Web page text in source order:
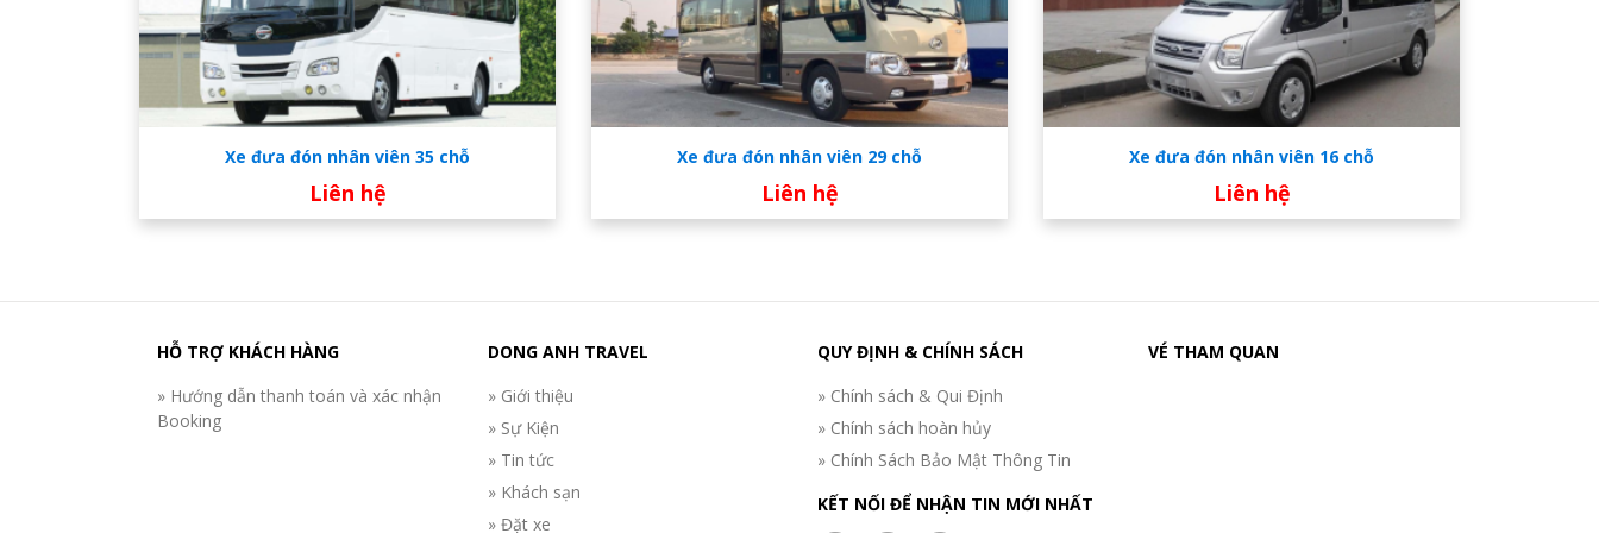
Xe đưa đón nhân viên 35 chỗ
Liên hệ
Xe đưa đón nhân viên 29 chỗ
Liên hệ
Xe đưa đón nhân viên 16 chỗ
Liên hệ
HỖ TRỢ KHÁCH HÀNG
» Hướng dẫn thanh toán và xác nhận
Booking
DONG ANH TRAVEL
» Giới thiệu
» Sự Kiện
» Tin tức
» Khách sạn
» Đặt xe
QUY ĐỊNH & CHÍNH SÁCH
» Chính sách & Qui Định
» Chính sách hoàn hủy
» Chính Sách Bảo Mật Thông Tin
KẾT NỐI ĐỂ NHẬN TIN MỚI NHẤT
VÉ THAM QUAN